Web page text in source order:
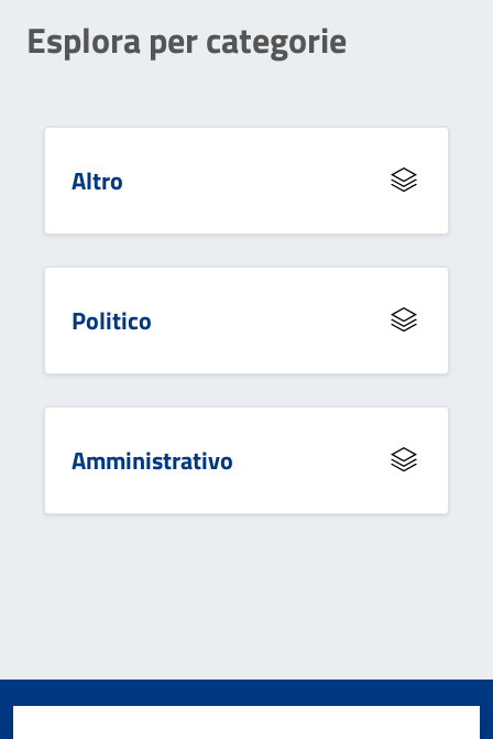
Esplora per categorie
Altro
Politico
Amministrativo